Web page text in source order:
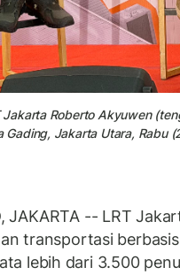
Jakarta Roberto Akyuwen
Gading, Jakarta Utara, Rabu
JAKARTA -- LRT
transportasi
lebih dari 3.500